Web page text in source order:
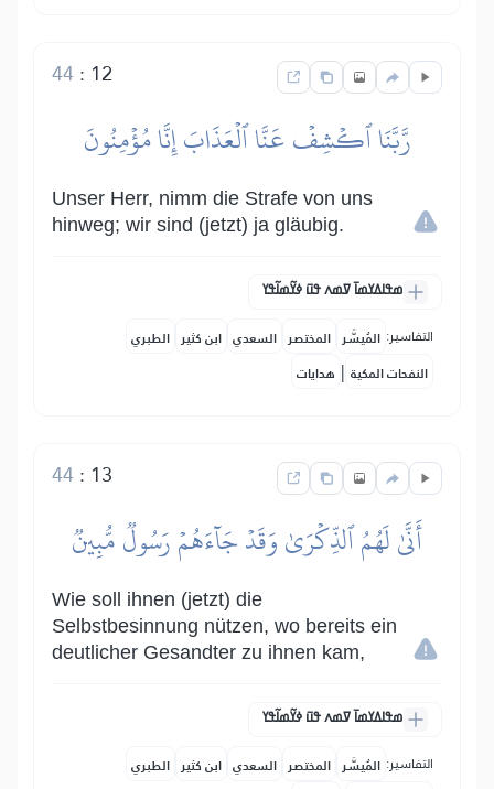
12
:
44
رَّبَّنَا ٱكۡشِفۡ عَنَّا ٱلۡعَذَابَ إِنَّا مُؤۡمِنُونَ
Unser Herr, nimm die Strafe von uns
hinweg; wir sind (jetzt) ja gläubig.
ߘߟߊߡߌߘߊ߫ ߜߘߍ ߟߎ߫ ߦߌ߬ߘߊ߬ߟߌ
التفاسير: المُيسَّر المختصر السعدي ابن كثير الطبري
النفحات المكية | هدايات
13
:
44
أَنَّىٰ لَهُمُ ٱلذِّكۡرَىٰ وَقَدۡ جَآءَهُمۡ رَسُولٞ مُّبِينٞ
Wie soll ihnen (jetzt) die
Selbstbesinnung nützen, wo bereits ein
deutlicher Gesandter zu ihnen kam,
ߘߟߊߡߌߘߊ߫ ߜߘߍ ߟߎ߫ ߦߌ߬ߘߊ߬ߟߌ
التفاسير: المُيسَّر المختصر السعدي ابن كثير الطبري